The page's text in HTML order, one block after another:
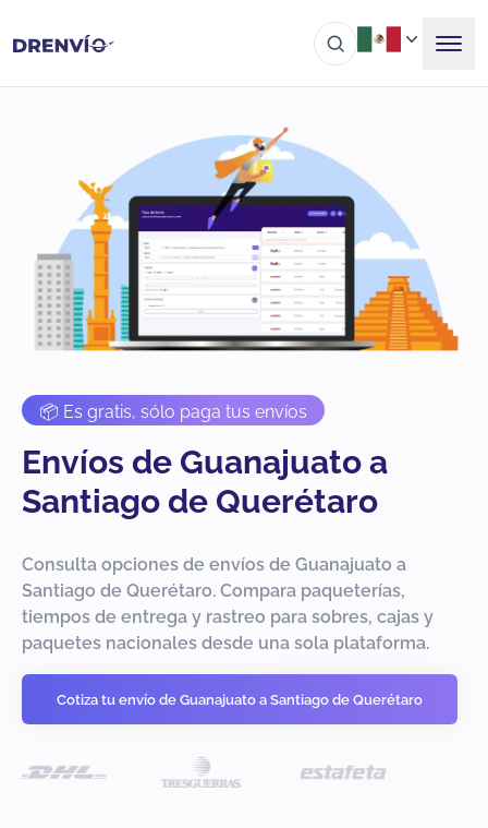
📦 Es gratis, sólo paga tus envíos
Envíos de Guanajuato a
Santiago de Querétaro
Consulta opciones de envíos de Guanajuato a
Santiago de Querétaro. Compara paqueterías,
tiempos de entrega y rastreo para sobres, cajas y
paquetes nacionales desde una sola plataforma.
Cotiza tu envío de Guanajuato a Santiago de Querétaro